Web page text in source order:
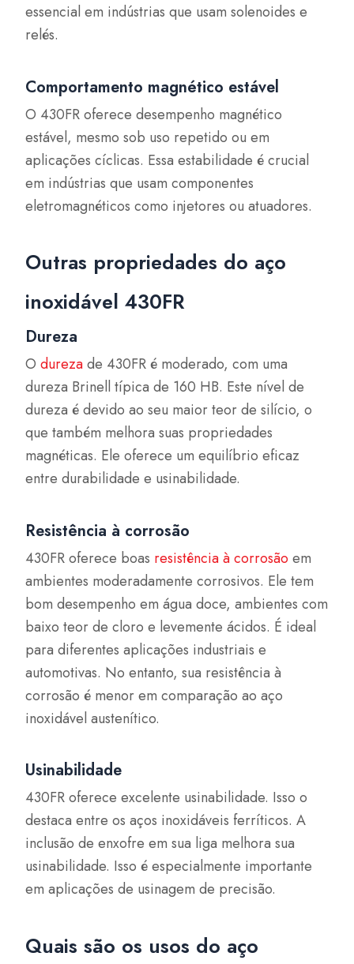
essencial em indústrias que usam solenoides e
relés.
Comportamento magnético estável
O 430FR oferece desempenho magnético
estável, mesmo sob uso repetido ou em
aplicações cíclicas. Essa estabilidade é crucial
em indústrias que usam componentes
eletromagnéticos como injetores ou atuadores.
Outras propriedades do aço
inoxidável 430FR
Dureza
Odurezade 430FR é moderado, com uma
dureza Brinell típica de 160 HB. Este nível de
dureza é devido ao seu maior teor de silício, o
que também melhora suas propriedades
magnéticas. Ele oferece um equilíbrio eficaz
entre durabilidade e usinabilidade.
Resistência à corrosão
430FR oferece boas resistência à corrosão em
ambientes moderadamente corrosivos. Ele tem
bom desempenho em água doce, ambientes com
baixo teor de cloro e levemente ácidos. É ideal
para diferentes aplicações industriais e
automotivas. No entanto, sua resistência à
corrosão é menor em comparação ao aço
inoxidável austenítico.
Usinabilidade
430FR oferece excelente usinabilidade. Isso o
destaca entre os aços inoxidáveis ferríticos. A
inclusão de enxofre em sua liga melhora sua
usinabilidade. Isso é especialmente importante
em aplicações de usinagem de precisão.
Quais são os usos do aço